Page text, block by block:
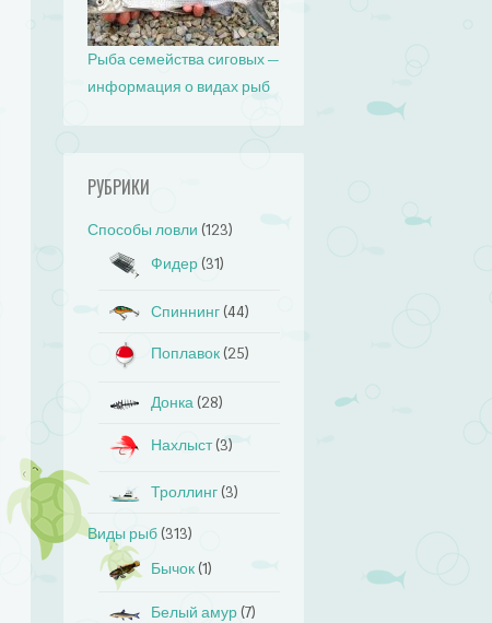
Рыба семейства сиговых —
информация о видах рыб
РУБРИКИ
Способы ловли (123)
Фидер (31)
Спиннинг (44)
Поплавок (25)
Донка (28)
Нахлыст(3)
Троллинг (3)
Виды рыб (313)
Бычок (1)
Белый амур (7)